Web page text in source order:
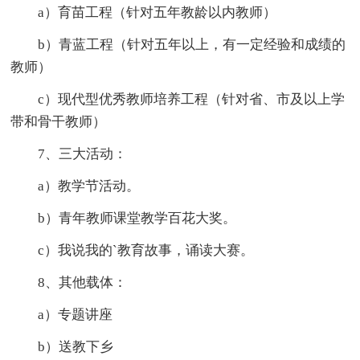
a）育苗工程（针对五年教龄以内教师）
b）青蓝工程（针对五年以上，有一定经验和成绩的
教师）
c）现代型优秀教师培养工程（针对省、市及以上学
带和骨干教师）
7、三大活动：
a）教学节活动。
b）青年教师课堂教学百花大奖。
c）我说我的`教育故事，诵读大赛。
8、其他载体：
a）专题讲座
b）送教下乡